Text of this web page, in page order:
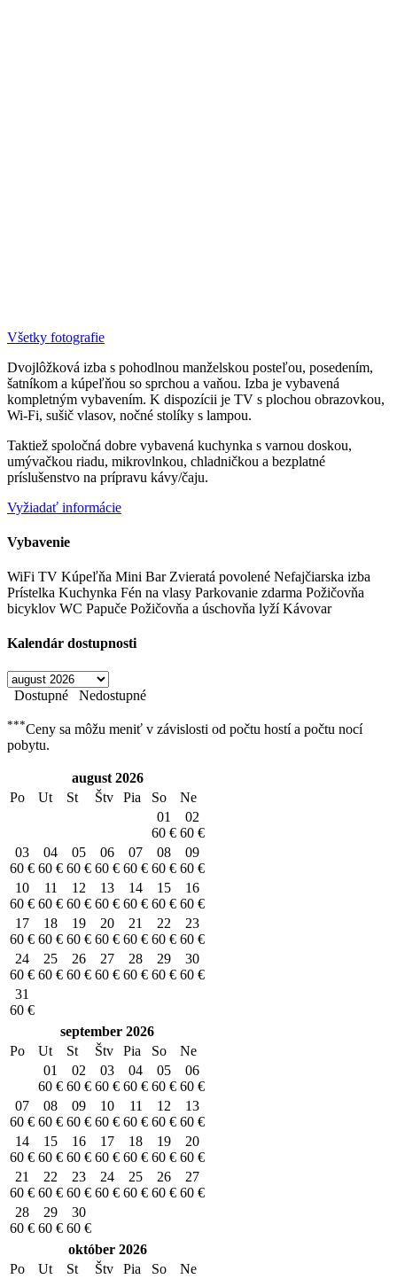
Všetky fotografie
Dvojlôžková izba s pohodlnou manželskou posteľou, posedením,
šatníkom a kúpeľňou so sprchou a vaňou. Izba je vybavená
kompletným vybavením. K dispozícii je TV s plochou obrazovkou,
Wi-Fi, sušič vlasov, nočné stolíky s lampou.
Taktiež spoločná dobre vybavená kuchynka s varnou doskou,
umývačkou riadu, mikrovlnkou, chladničkou a bezplatné
príslušenstvo na prípravu kávy/čaju.
Vyžiadať informácie
Vybavenie
WiFi TV Kúpeľňa Mini Bar Zvieratá povolené Nefajčiarska izba
Prístelka Kuchynka Fén na vlasy Parkovanie zdarma Požičovňa
bicyklov WC Papuče Požičovňa a úschovňa lyží Kávovar
Kalendár dostupnosti
Dostupné Nedostupné
***Ceny sa môžu meniť v závislosti od počtu hostí a počtu nocí
pobytu.
august 2026
Po
Ut St Štv Pia So
Ne
01
60 €
02
60 €
03
60 €
04
60 €
05
60 €
06
60 €
07
60 €
08
60 €
09
60 €
10
60 €
11
60 €
12
60 €
13
60 €
14
60 €
15
60 €
16
60 €
17
60 €
18
60 €
19
60 €
20
60 €
21
60 €
22
60 €
23
60 €
24
60 €
25
60 €
26
60 €
27
60 €
28
60 €
29
60 €
30
60 €
31
60 €
september 2026
Po
Ut St Štv Pia So
Ne
01
60 €
02
60 €
03
60 €
04
60 €
05
60 €
06
60 €
07
60 €
08
60 €
09
60 €
10
60 €
11
60 €
12
60 €
13
60 €
14
60 €
15
60 €
16
60 €
17
60 €
18
60 €
19
60 €
20
60 €
21
60 €
22
60 €
23
60 €
24
60 €
25
60 €
26
60 €
27
60 €
28
60 €
29
60 €
30
60 €
október 2026
Po
Ut St Štv Pia So
Ne